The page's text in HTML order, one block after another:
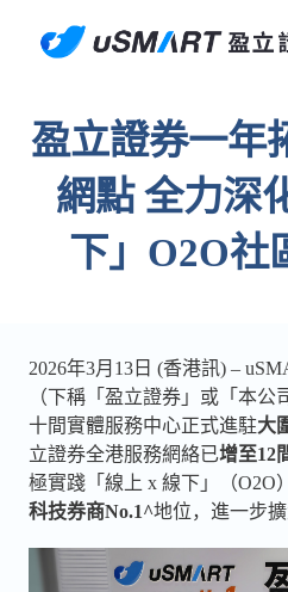
盈立證券一年
網點 全力深
下」O2O社
2026年3月13日 (香港訊) –
（下稱「盈立證券」或「本
十間實體服務中心正式進駐大
立證券全港服務網絡已增至12
極實踐「線上 x 線下」（O2O
科技券商No.1^地位，進一步擴